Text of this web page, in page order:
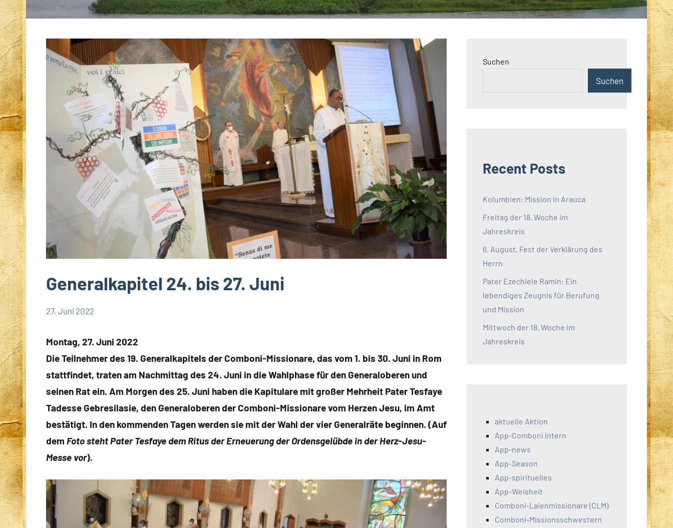
Generalkapitel 24. bis 27. Juni
27. Juni 2022
Montag, 27. Juni 2022
Die Teilnehmer des 19. Generalkapitels der Comboni-Missionare, das vom 1. bis 30. Juni in Rom
stattfindet, traten am Nachmittag des 24. Juni in die Wahlphase für den Generaloberen und
seinen Rat ein. Am Morgen des 25. Juni haben die Kapitulare mit großer Mehrheit Pater Tesfaye
Tadesse Gebresilasie, den Generaloberen der Comboni-Missionare vom Herzen Jesu, im Amt
bestätigt. In den kommenden Tagen werden sie mit der Wahl der vier Generalräte beginnen. (Auf
dem Foto steht Pater Tesfaye dem Ritus der Erneuerung der Ordensgelübde in der Herz-Jesu-
Messe vor).
Suchen
Suchen
Recent Posts
Kolumbien: Mission in Arauca
Freitag der 18. Woche im
Jahreskreis
6. August, Fest der Verklärung des
Herrn
Pater Ezechiele Ramin: Ein
lebendiges Zeugnis für Berufung
und Mission
Mittwoch der 18. Woche im
Jahreskreis
aktuelle Aktion
App-Comboni intern
App-news
App-Season
App-spirituelles
App-Weisheit
Comboni-Laienmissionare (CLM)
Comboni-Missionsschwestern